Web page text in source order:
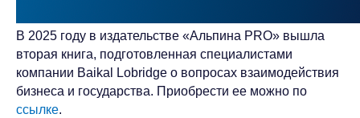
В 2025 году в издательстве «Альпина PRO» вышла
вторая книга, подготовленная специалистами
компании Baikal Lobridge о вопросах взаимодействия
бизнеса и государства. Приобрести ее можно по
ссылке.